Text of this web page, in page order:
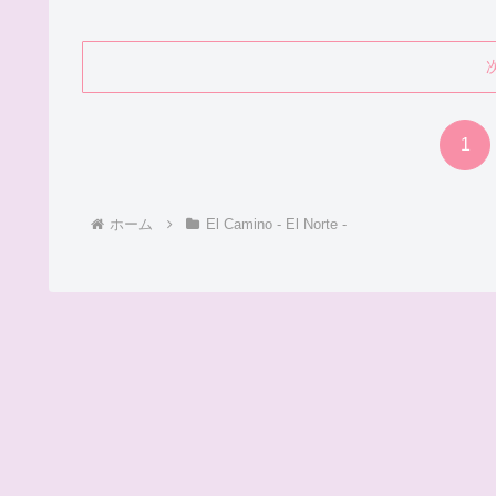
1
ホーム El Camino - El Norte -